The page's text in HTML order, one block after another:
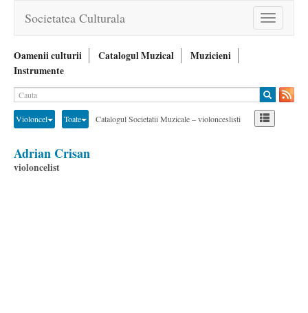
Toggle
navigation
Societatea Culturala
Oamenii culturii Catalogul Muzical
Muzicieni
Instrumente
Violoncel Toate Catalogul Societatii Muzicale – violonceslisti
Adrian Crisan
violoncelist